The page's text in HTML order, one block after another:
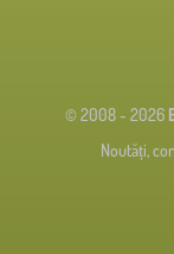
© 2008 - 2026
Noutăți,